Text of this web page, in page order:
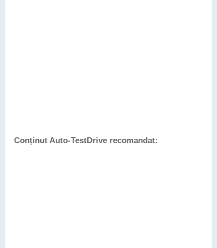
Conținut Auto-TestDrive recomandat: